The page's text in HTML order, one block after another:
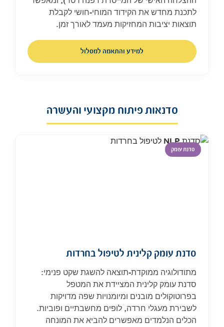
לתכנת מחדש את הקידוד המוחי-חושי לקבלת
תוצאות יציבות המחזיקות מעמד לאורך זמן.
למידע והתאמה למסלול
סדנאות פיתוח מקצועי והעשרה
סדנת עומק
סדנת עומק קלינית לטיפול בחרדות
מתודולוגיה ממוקדת-תוצאה להשגת שקט פנימי:
סדנת עומק קלינית המציידת את המטפל
בפרוטוקולים מובנים ומיומנויות שפה מדויקות
לשבירת מעגלי חרדה, לופים מחשבתיים ופוביות.
הכלים הנלמדים מאפשרים להביא את המונחה